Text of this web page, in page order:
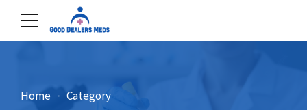
Home Category